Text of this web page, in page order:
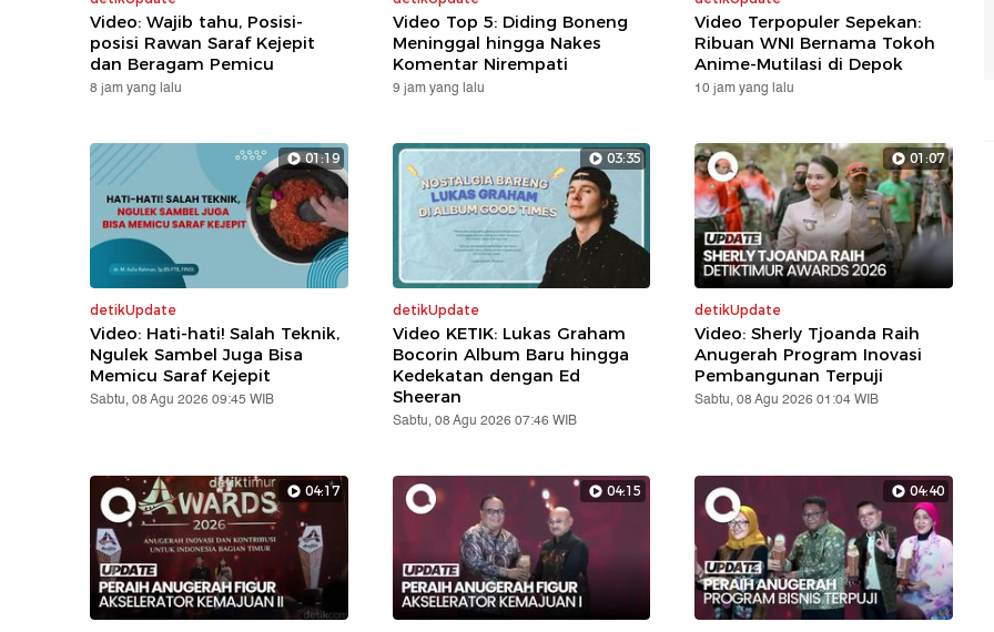
Video: Wajib tahu, Posisi-
posisi Rawan Saraf Kejepit
dan Beragam Pemicu
8 jam yang lalu
Video Top 5: Diding Boneng
Meninggal hingga Nakes
Komentar Nirempati
9 jam yang lalu
Video Terpopuler Sepekan:
Ribuan WNI Bernama Tokoh
Anime-Mutilasi di Depok
10 jam yang lalu
01:19
detikUpdate
Video: Hati-hati! Salah Teknik,
Ngulek Sambel Juga Bisa
Memicu Saraf Kejepit
Sabtu, 08 Agu 2026 09:45 WIB
03:35
detikUpdate
Video KETIK: Lukas Graham
Bocorin Album Baru hingga
Kedekatan dengan Ed
Sheeran
Sabtu, 08 Agu 2026 07:46 WIB
01:07
detikUpdate
Video: Sherly Tjoanda Raih
Anugerah Program Inovasi
Pembangunan Terpuji
Sabtu, 08 Agu 2026 01:04 WIB
04:17 04:15 04:40